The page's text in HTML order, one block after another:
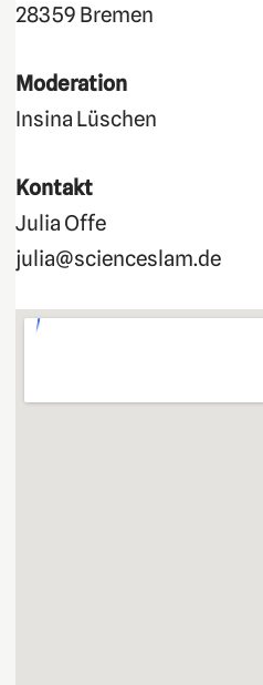
28359 Bremen
Moderation
Insina Lüschen
Kontakt
Julia Offe
julia@scienceslam.de